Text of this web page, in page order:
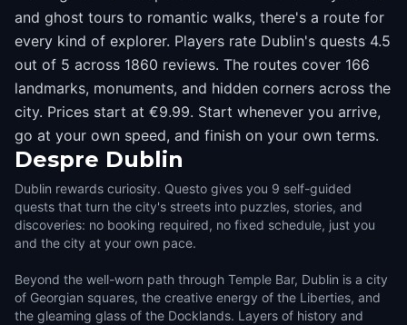
and ghost tours to romantic walks, there's a route for
every kind of explorer. Players rate Dublin's quests 4.5
out of 5 across 1860 reviews. The routes cover 166
landmarks, monuments, and hidden corners across the
city. Prices start at €9.99. Start whenever you arrive,
go at your own speed, and finish on your own terms.
Despre Dublin
Dublin rewards curiosity. Questo gives you 9 self-guided
quests that turn the city's streets into puzzles, stories, and
discoveries: no booking required, no fixed schedule, just you
and the city at your own pace.
Beyond the well-worn path through Temple Bar, Dublin is a city
of Georgian squares, the creative energy of the Liberties, and
the gleaming glass of the Docklands. Layers of history and